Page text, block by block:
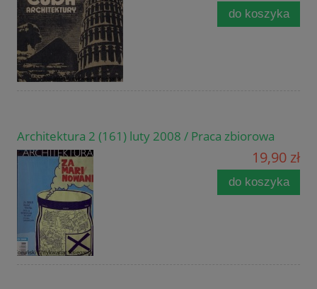
do koszyka
Architektura 2 (161) luty 2008 / Praca zbiorowa
19,90 zł
do koszyka